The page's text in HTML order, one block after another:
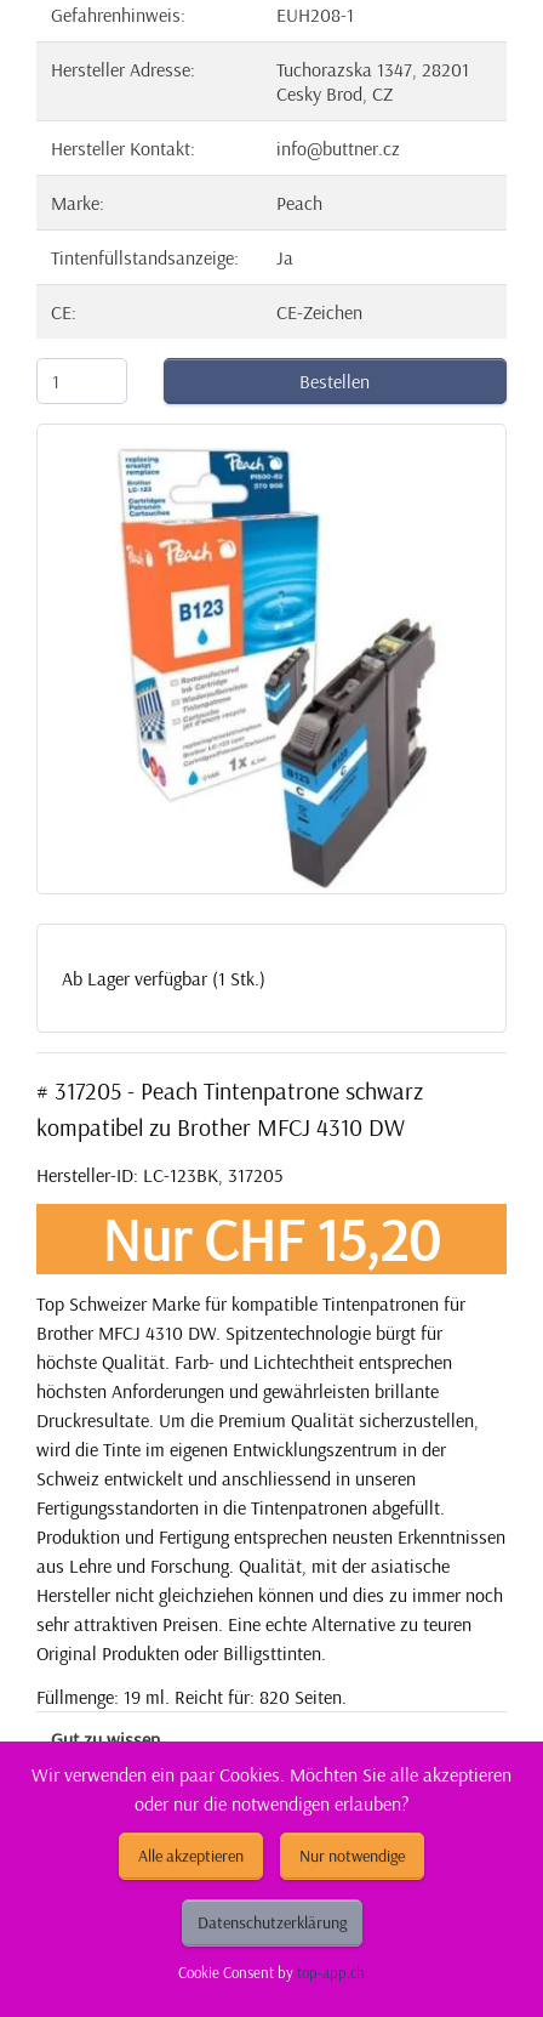
Gefahrenhinweis: EUH208-1
Hersteller Adresse:
Tuchorazska 1347, 28201
Cesky Brod, CZ
Hersteller Kontakt: info@buttner.cz
Marke: Peach
Tintenfüllstandsanzeige: Ja
CE: CE-Zeichen
Bestellen
Ab Lager verfügbar (1 Stk.)
# 317205 - Peach Tintenpatrone schwarz
kompatibel zu Brother MFCJ 4310 DW
Hersteller-ID: LC-123BK, 317205
Nur CHF 15,20
Top Schweizer Marke für kompatible Tintenpatronen für
Brother MFCJ 4310 DW. Spitzentechnologie bürgt für
höchste Qualität. Farb- und Lichtechtheit entsprechen
höchsten Anforderungen und gewährleisten brillante
Druckresultate. Um die Premium Qualität sicherzustellen,
wird die Tinte im eigenen Entwicklungszentrum in der
Schweiz entwickelt und anschliessend in unseren
Fertigungsstandorten in die Tintenpatronen abgefüllt.
Produktion und Fertigung entsprechen neusten Erkenntnissen
aus Lehre und Forschung. Qualität, mit der asiatische
Hersteller nicht gleichziehen können und dies zu immer noch
sehr attraktiven Preisen. Eine echte Alternative zu teuren
Original Produkten oder Billigsttinten.
Füllmenge: 19 ml. Reicht für: 820 Seiten.
Gut zu wissen
GruenePunkt
Entsorgungsorganisation: ElektroG-Zeichen
XL
Wir verwenden ein paar Cookies. Möchten Sie alle akzeptieren
oder nur die notwendigen erlauben?
Alle akzeptieren Nur notwendige
Datenschutzerklärung
Cookie Consent bytop-app.ch